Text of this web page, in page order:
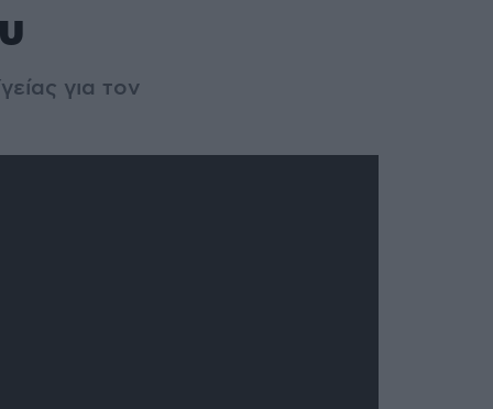
για τον